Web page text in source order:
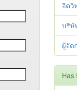
จิตวิ
บริษั
ผู้จัด
Has